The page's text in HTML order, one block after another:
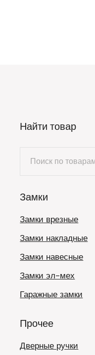
Найти товар
Замки
Замки врезные
Замки накладные
Замки навесные
Замки эл-мех
Гаражные замки
Прочее
Дверные ручки